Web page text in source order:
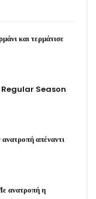
και τερμάτισε
Regular Season
απέναντι
η